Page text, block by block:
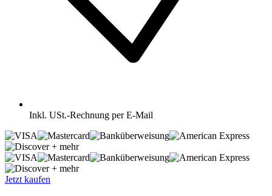
Inkl. USt.-Rechnung per E-Mail
+ mehr
+ mehr
Jetzt kaufen